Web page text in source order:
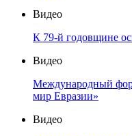
Видео
К 79-й годовщине
Видео
Международный
мир Евразии»
Видео